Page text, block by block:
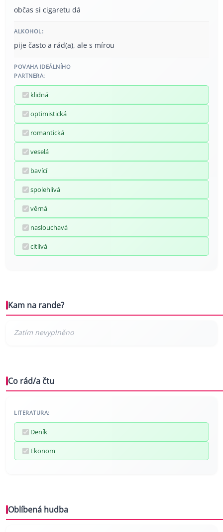
občas si cigaretu dá
ALKOHOL:
pije často a rád(a), ale s mírou
POVAHA IDEÁLNÍHO
PARTNERA:
klidná
optimistická
romantická
veselá
bavící
spolehlivá
věrná
naslouchavá
citlivá
Kam na rande?
Co rád/a čtu
LITERATURA:
Deník
Ekonom
Oblíbená hudba